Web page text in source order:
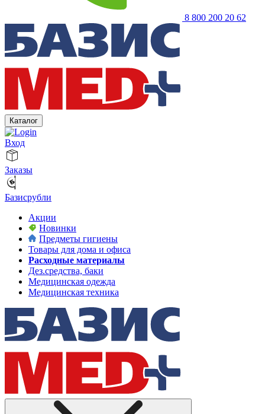
8 800 200 20 62
Каталог
Вход
Заказы
Базисрубли
Акции
Новинки
Предметы гигиены
Товары для дома и офиса
Расходные материалы
Дез.средства, баки
Медицинская одежда
Медицинская техника